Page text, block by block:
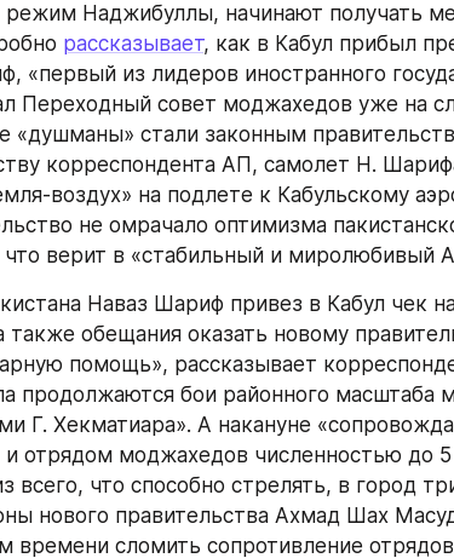
режим Наджибуллы, начинают получать
рассказывает, как в Кабул прибыл
«первый из лидеров иностранного
Переходный совет моджахедов уже на
«душманы» стали законным
корреспондента АП, самолет Н.
воздух» на подлете к Кабульскому
не омрачало оптимизма
верит в «стабильный и миролюбивый
Наваз Шариф привез в Кабул чек
обещания оказать новому
помощь», рассказывает
продолжаются бои районного масштаба
Г. Хекматиара». А накануне
и отрядом моджахедов численностью до
всего, что способно стрелять, в город
нового правительства Ахмад Шах
времени сломить сопротивление